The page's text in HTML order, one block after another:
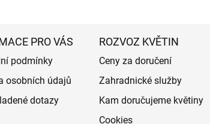
PRO VÁS
podmínky
osobních údajů
dotazy
ROZVOZ KVĚTIN
Ceny za doručení
Zahradnické služby
Kam doručujeme květiny
Cookies